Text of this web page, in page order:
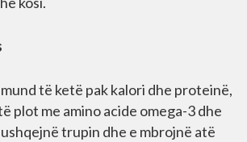
mund të ketë pak kalori dhe proteinë,
plot me amino acide omega-3 dhe
trupin dhe e mbrojnë atë